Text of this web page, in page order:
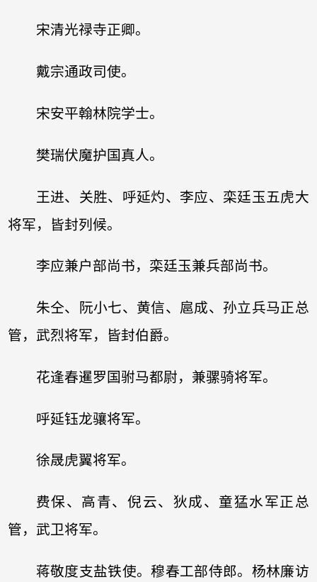
宋清光禄寺正卿。
戴宗通政司使。
宋安平翰林院学士。
樊瑞伏魔护国真人。
王进、关胜、呼延灼、李应、栾廷玉五虎大
将军，皆封列候。
李应兼户部尚书，栾廷玉兼兵部尚书。
朱仝、阮小七、黄信、扈成、孙立兵马正总
管，武烈将军，皆封伯爵。
花逢春暹罗国驸马都尉，兼骡骑将军。
呼延钰龙骧将军。
徐晟虎翼将军。
费保、高青、倪云、狄成、童猛水军正总
管，武卫将军。
蒋敬度支盐铁使。穆春工部侍郎。杨林廉访